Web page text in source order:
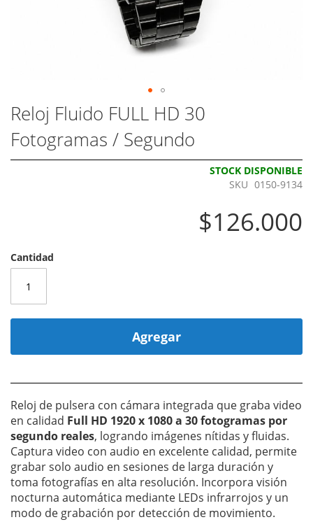
Reloj Fluido FULL HD 30
Fotogramas / Segundo
STOCK DISPONIBLE
SKU 0150-9134
$126.000
Cantidad
Agregar
Reloj de pulsera con cámara integrada que graba video
en calidad Full HD 1920 x 1080 a 30 fotogramas por
segundo reales, logrando imágenes nítidas y fluidas.
Captura video con audio en excelente calidad, permite
grabar solo audio en sesiones de larga duración y
toma fotografías en alta resolución. Incorpora visión
nocturna automática mediante LEDs infrarrojos y un
modo de grabación por detección de movimiento.
Skip
to
the
beginning
of